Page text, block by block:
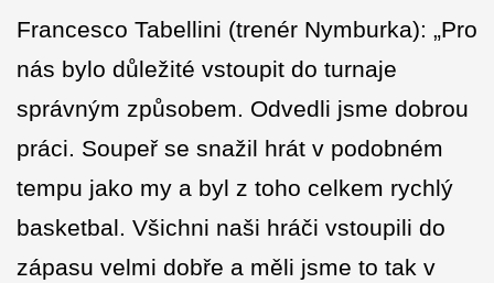
Francesco Tabellini (trenér Nymburka): „Pro
nás bylo důležité vstoupit do turnaje
správným způsobem. Odvedli jsme dobrou
práci. Soupeř se snažil hrát v podobném
tempu jako my a byl z toho celkem rychlý
basketbal. Všichni naši hráči vstoupili do
zápasu velmi dobře a měli jsme to tak v